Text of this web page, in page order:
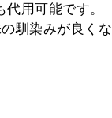
用可能です。
馴染みが良くな